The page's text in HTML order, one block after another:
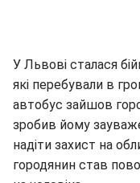
У Львові сталася
які перебували в
автобус зайшов
зробив йому
надіти захист на
городянин став